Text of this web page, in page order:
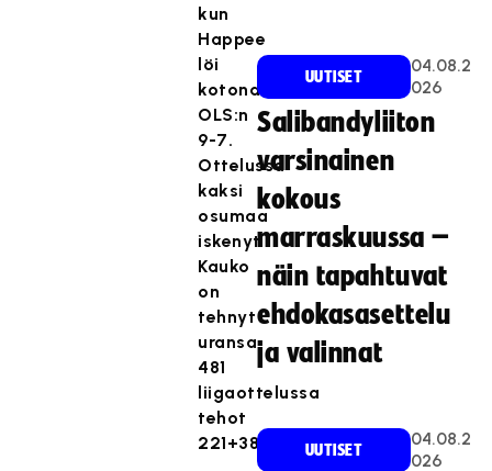
kun
Happee
löi
kotonaan
OLS:n
9-7.
Ottelussa
kaksi
osumaa
iskenyt
Kauko
on
tehnyt
uransa
481
liigaottelussa
tehot
221+380=601.
UUTISET
04.08.2
026
Salibandyliiton
varsinainen
kokous
marraskuussa –
näin tapahtuvat
ehdokasasettelu
ja valinnat
UUTISET
04.08.2
026